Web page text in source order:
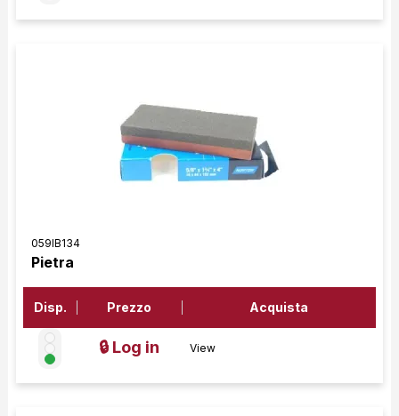
059IB134
Pietra
Disp. Prezzo Acquista
🔒 Log in View